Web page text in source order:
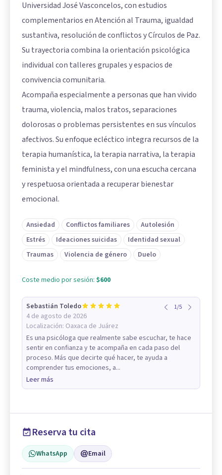
Universidad José Vasconcelos, con estudios
complementarios en Atención al Trauma, igualdad
sustantiva, resolución de conflictos y Círculos de Paz.
Su trayectoria combina la orientación psicológica
individual con talleres grupales y espacios de
convivencia comunitaria.
Acompaña especialmente a personas que han vivido
trauma, violencia, malos tratos, separaciones
dolorosas o problemas persistentes en sus vínculos
afectivos. Su enfoque ecléctico integra recursos de la
terapia humanística, la terapia narrativa, la terapia
feminista y el mindfulness, con una escucha cercana
y respetuosa orientada a recuperar bienestar
emocional.
Ansiedad Conflictos familiares
Autolesión
Estrés
Ideaciones suicidas
Identidad sexual
Traumas
Violencia de género Duelo
Coste medio por sesión: $600
Sebastián Toledo
4 de agosto de 2026
Localización: Oaxaca de Juárez
1/5
Es una psicóloga que realmente sabe escuchar, te hace
sentir en confianza y te acompaña en cada paso del
proceso. Más que decirte qué hacer, te ayuda a
comprender tus emociones, a...
Leer más
Reserva tu cita
WhatsApp Email